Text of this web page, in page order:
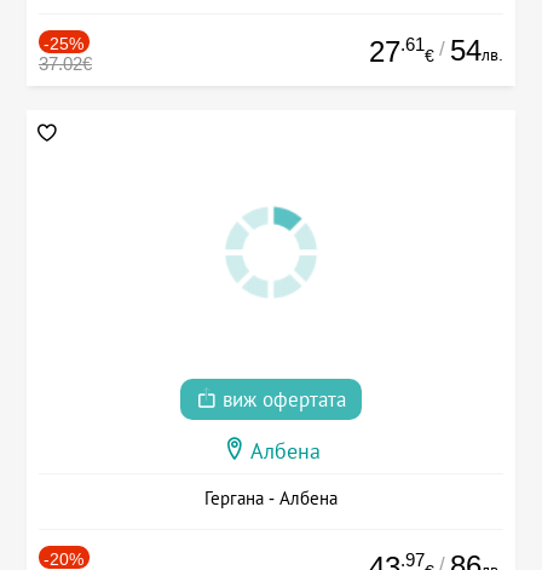
-25%
37.02€ 27.61
€ / 54лв.
виж офертата
Албена
Гергана - Албена
-20% .97 /